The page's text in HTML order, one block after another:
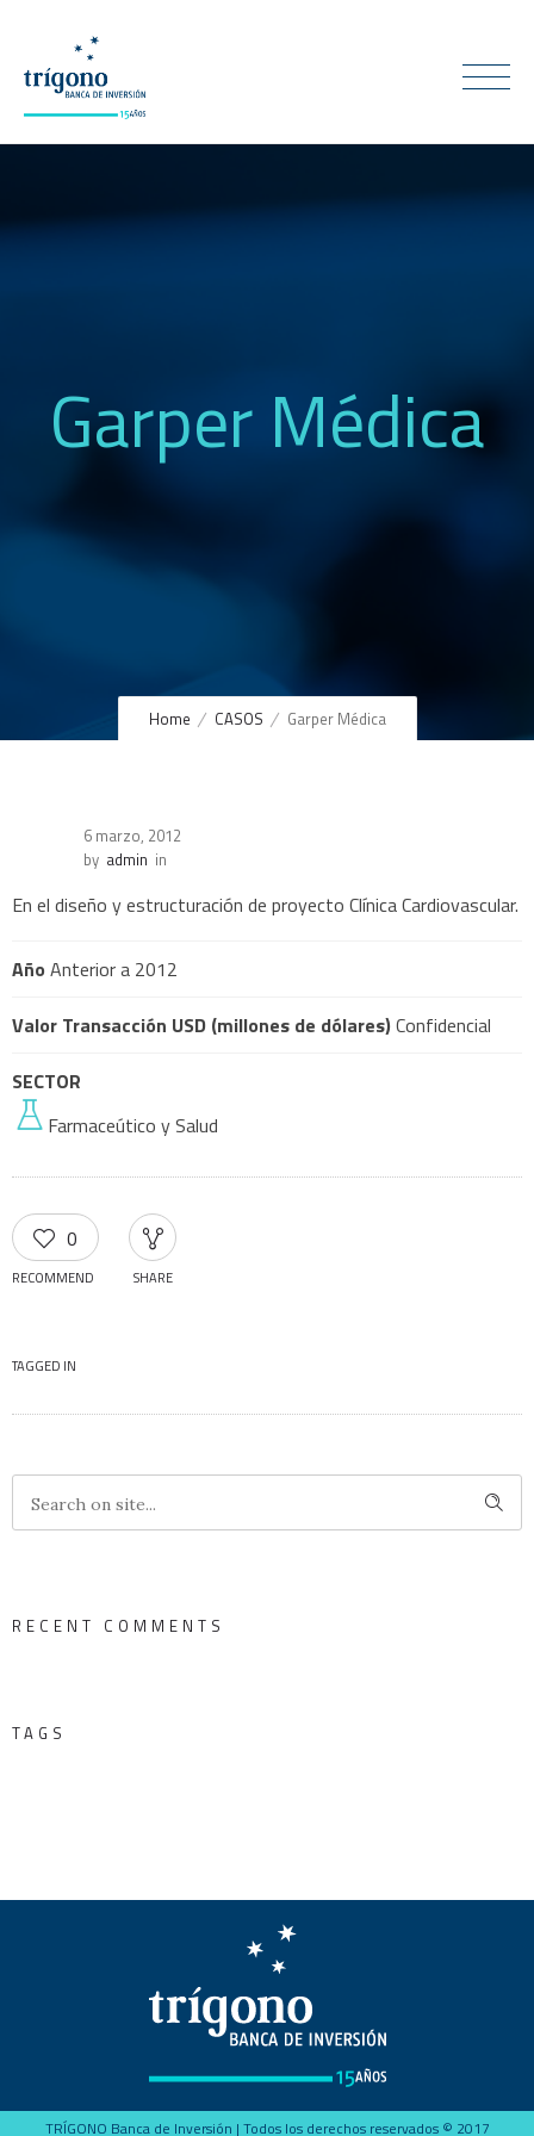
Garper Médica
Home CASOS Garper Médica
6 marzo, 2012
by admin in
En el diseño y estructuración de proyecto Clínica Cardiovascular.
Año Anterior a 2012
Valor Transacción USD (millones de dólares)Confidencial
SECTOR
Farmaceútico y Salud
0
RECOMMEND SHARE
TAGGED IN
RECENT COMMENTS
TAGS
TRÍGONO Banca de Inversión | Todos los derechos reservados © 2017